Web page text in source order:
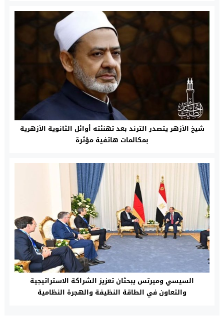
شيخ الأزهر يتصدر الترند بعد تهنئته أوائل الثانوية الأزهرية
بمكالمات هاتفية مؤثرة
السيسي وميرتس يبحثان تعزيز الشراكة الاستراتيجية
والتعاون في الطاقة النظيفة والهجرة النظامية